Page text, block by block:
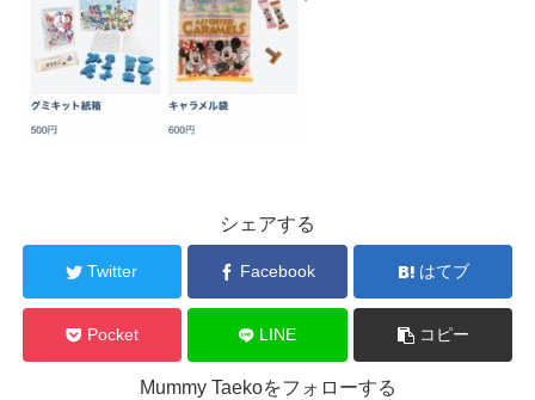
シェアする
Twitter Facebook はてブ
Pocket LINE コピー
Mummy Taekoをフォローする